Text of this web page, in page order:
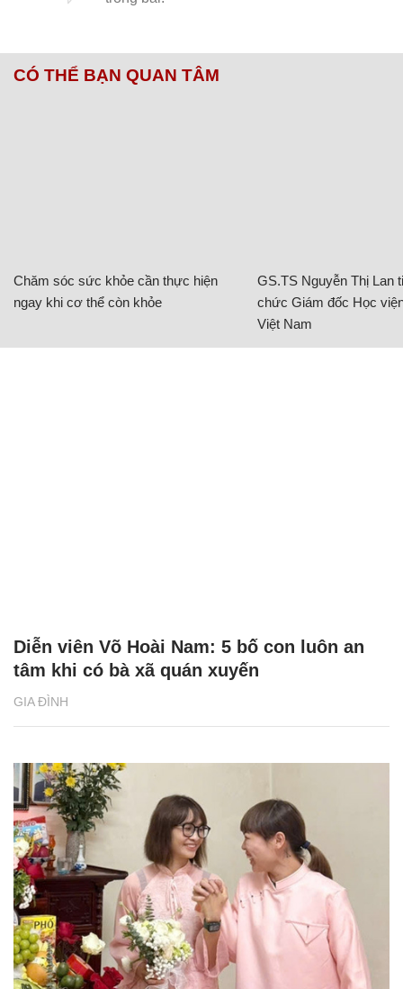
CÓ THỂ BẠN QUAN TÂM
Chăm sóc sức khỏe cần thực hiện
ngay khi cơ thể còn khỏe
GS.TS Nguyễn Thị Lan
chức Giám đốc Học
Việt Nam
GIA ĐÌNH
Diễn viên Võ Hoài Nam: 5 bố con luôn an
tâm khi có bà xã quán xuyến